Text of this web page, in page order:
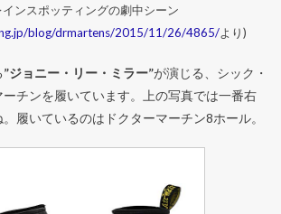
インスポッティングの劇中シーン
blog/drmartens/2015/11/26/4865/より)
”ジョニー・リー・ミラー”が演じる、シック・
チンを履いています。上の写真では一番右
履いているのはドクターマーチン8ホール。